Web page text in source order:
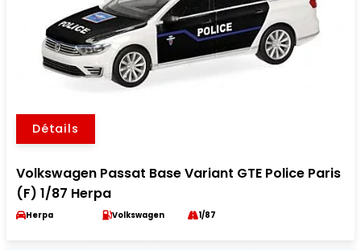
Détails
Volkswagen Passat Base Variant GTE Police Paris
(F) 1/87 Herpa
Herpa Volkswagen 1/87